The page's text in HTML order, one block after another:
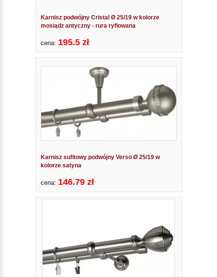
Karnisz podwójny Cristal Ø 25/19 w kolorze
mosiądz antyczny - rura ryflowana
cena: 195.5 zł
Karnisz sufitowy podwójny Verso Ø 25/19 w
kolorze satyna
cena: 146.79 zł